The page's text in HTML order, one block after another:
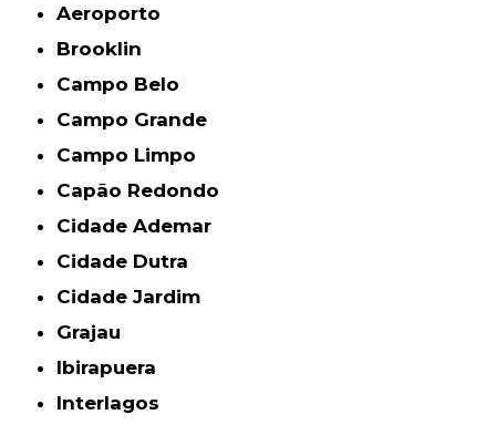
Aeroporto
Brooklin
Campo Belo
Campo Grande
Campo Limpo
Capão Redondo
Cidade Ademar
Cidade Dutra
Cidade Jardim
Grajau
Ibirapuera
Interlagos